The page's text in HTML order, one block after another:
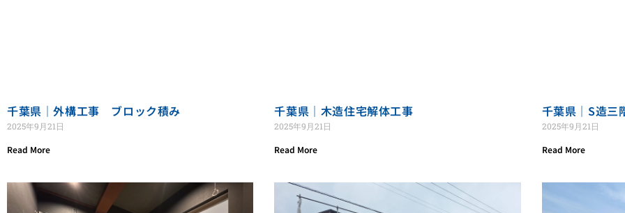
千葉県｜外構工事 ブロック積み
2025年9月21日
Read More
千葉県｜木造住宅解体工事
2025年9月21日
Read More
千葉県｜S造三
2025年9月21日
Read More